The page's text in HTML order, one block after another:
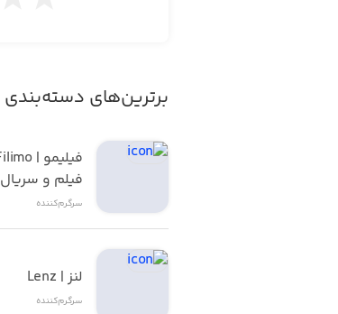
برترین‌های دسته‌بندی
فیلم و سریال
سرگرم‌کننده
لنز | Lenz
سرگرم‌کننده